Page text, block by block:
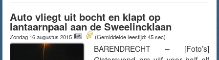
Auto vliegt uit bocht en klapt op
lantaarnpaal aan de Sweelincklaan
Zondag 16 augustus 2015 (Gemiddelde leestijd: 45 sec)
BARENDRECHT – [Foto’s]